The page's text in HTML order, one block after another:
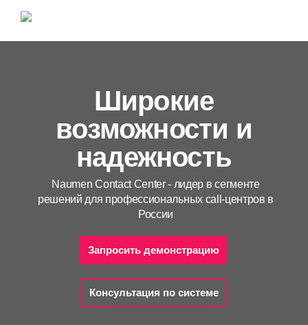
Широкие
возможности и
надежность
Naumen Contact Center - лидер в сегменте
решений для профессиональных call-центров в
России
Запросить демонстрацию
Консультация по системе